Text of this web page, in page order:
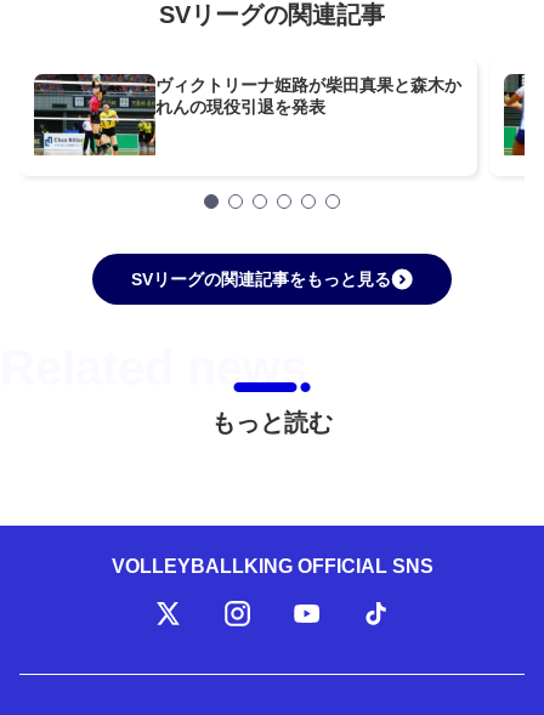
SVリーグの関連記事
ヴィクトリーナ姫路が柴田真果と森木か
れんの現役引退を発表
SVリーグの関連記事をもっと見る
もっと読む
VOLLEYBALLKING OFFICIAL SNS